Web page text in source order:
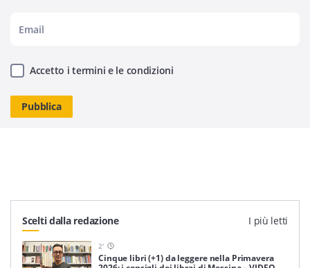
Accetto i termini e le condizioni
Scelti dalla redazione I più letti
2'
Cinque libri (+1) da leggere nella Primavera